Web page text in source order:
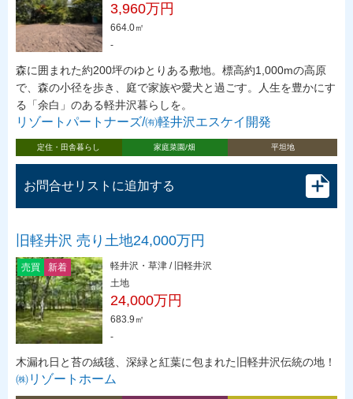
3,960万円
664.0㎡
-
森に囲まれた約200坪のゆとりある敷地。標高約1,000mの高原
で、森の小径を歩き、庭で家族や愛犬と過ごす。人生を豊かにす
る「余白」のある軽井沢暮らしを。
リゾートパートナーズ/㈲軽井沢エスケイ開発
定住・田舎暮らし 家庭菜園/畑 平坦地
お問合せリストに追加する
旧軽井沢 売り土地24,000万円
売買 新着
軽井沢・草津 / 旧軽井沢
土地
24,000万円
683.9㎡
-
木漏れ日と苔の絨毯、深緑と紅葉に包まれた旧軽井沢伝統の地！
㈱リゾートホーム